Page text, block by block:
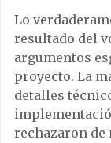
Lo
resultado del
argumentos
proyecto. La
detalles
rechazaron